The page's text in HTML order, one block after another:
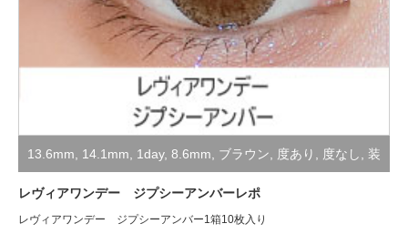
13.6mm 14.1mm 1day, 8.6mm ブラウン 度あり 度なし 装
着レポ
レヴィアワンデー ジプシーアンバーレポ
レヴィアワンデー ジプシーアンバー1箱10枚入り